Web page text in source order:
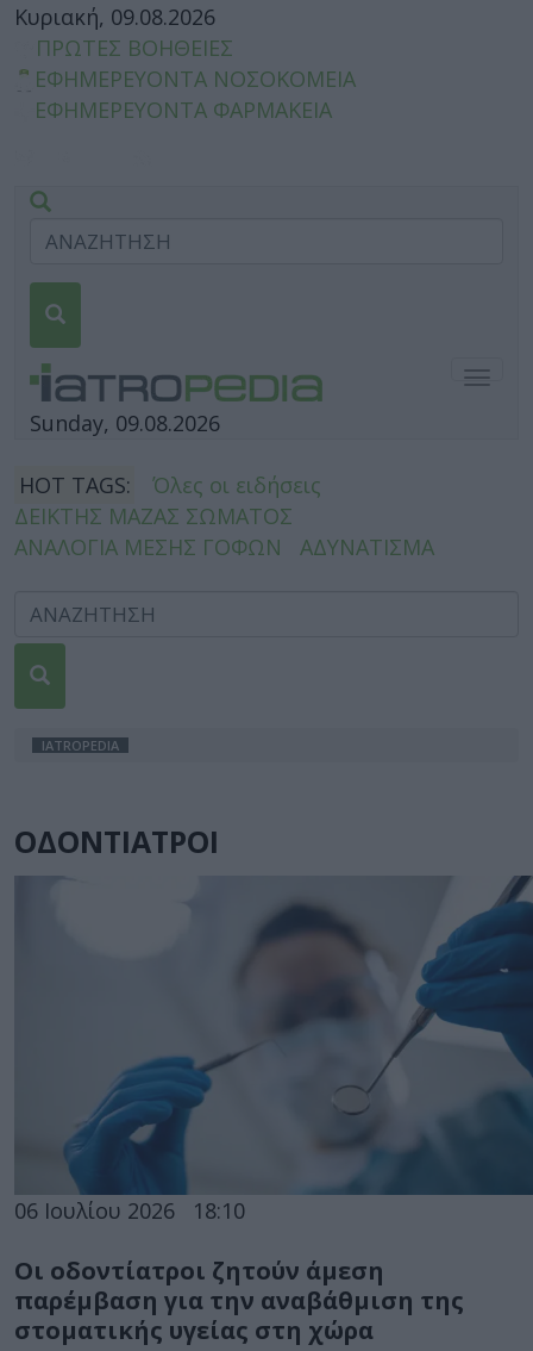
Κυριακή, 09.08.2026
ΠΡΩΤΕΣ ΒΟΗΘΕΙΕΣ
ΕΦΗΜΕΡΕΥΟΝΤΑ ΝΟΣΟΚΟΜΕΙΑ
ΕΦΗΜΕΡΕΥΟΝΤΑ ΦΑΡΜΑΚΕΙΑ
Sunday, 09.08.2026
HOT TAGS:
Όλες οι ειδήσεις
ΔΕΙΚΤΗΣ ΜΑΖΑΣ ΣΩΜΑΤΟΣ
ΑΝΑΛΟΓΙΑ ΜΕΣΗΣ ΓΟΦΩΝ
ΑΔΥΝΑΤΙΣΜΑ
IATROPEDIA
ΟΔΟΝΤΙΑΤΡΟΙ
06 Ιουλίου 2026 18:10
Οι οδοντίατροι ζητούν άμεση
παρέμβαση για την αναβάθμιση της
στοματικής υγείας στη χώρα